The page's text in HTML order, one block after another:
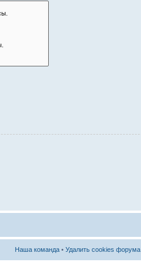
Наша команда • Удалить cookies форума